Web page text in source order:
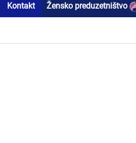
Kontakt Žensko preduzetništvo